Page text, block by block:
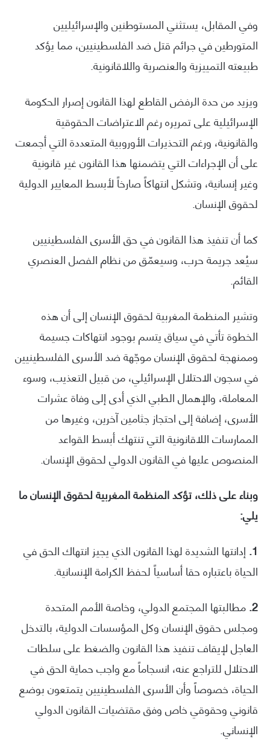
وفي المقابل، يستثني المستوطنين والإسرائيليين
المتورطين في جرائم قتل ضد الفلسطينيين، مما يؤكد
طبيعته التمييزية والعنصرية واللاقانونية.
ويزيد من حدة الرفض القاطع لهذا القانون إصرار الحكومة
الإسرائيلية على تمريره رغم الاعتراضات الحقوقية
والقانونية، ورغم التحذيرات الأوروبية المتعددة التي أجمعت
على أن الإجراءات التي يتضمنها هذا القانون غير قانونية
وغير إنسانية، وتشكل انتهاكاً صارخاً لأبسط المعايير الدولية
لحقوق الإنسان.
كما أن تنفيذ هذا القانون في حق الأسرى الفلسطينيين
سيُعد جريمة حرب، وسيعمّق من نظام الفصل العنصري
القائم.
وتشير المنظمة المغربية لحقوق الإنسان إلى أن هذه
الخطوة تأتي في سياق يتسم بوجود انتهاكات جسيمة
وممنهجة لحقوق الإنسان موجّهة ضد الأسرى الفلسطينيين
في سجون الاحتلال الإسرائيلي، من قبيل التعذيب، وسوء
المعاملة، والإهمال الطبي الذي أدى إلى وفاة عشرات
الأسرى، إضافة إلى احتجاز جثامين آخرين، وغيرها من
الممارسات اللاقانونية التي تنتهك أبسط القواعد
المنصوص عليها في القانون الدولي لحقوق الإنسان.
وبناء على ذلك، تؤكد المنظمة المغربية لحقوق الإنسان ما
يلي:
1. إدانتها الشديدة لهذا القانون الذي يجيز انتهاك الحق في
الحياة باعتباره حقا أساسياً لحفظ الكرامة الإنسانية.
2. مطالبتها المجتمع الدولي، وخاصة الأمم المتحدة
ومجلس حقوق الإنسان وكل المؤسسات الدولية، بالتدخل
العاجل لإيقاف تنفيذ هذا القانون والضغط على سلطات
الاحتلال للتراجع عنه، انسجاماً مع واجب حماية الحق في
الحياة، خصوصاً وأن الأسرى الفلسطينيين يتمتعون بوضع
قانوني وحقوقي خاص وفق مقتضيات القانون الدولي
الإنساني.